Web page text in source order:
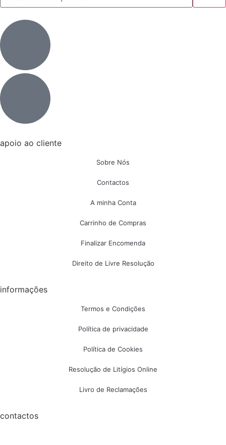
apoio ao cliente
Sobre Nós
Contactos
A minha Conta
Carrinho de Compras
Finalizar Encomenda
Direito de Livre Resolução
informações
Termos e Condições
Política de privacidade
Política de Cookies
Resolução de Litígios Online
Livro de Reclamações
contactos